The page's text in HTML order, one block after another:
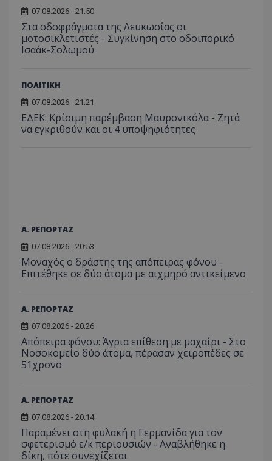
07.08.2026 - 21:50
Στα οδοφράγματα της Λευκωσίας οι
μοτοσικλετιστές - Συγκίνηση στο οδοιπορικό
Ισαάκ-Σολωμού
ΠΟΛΙΤΙΚΗ
07.08.2026 - 21:21
ΕΔΕΚ: Κρίσιμη παρέμβαση Μαυρονικόλα - Ζητά
να εγκριθούν και οι 4 υποψηφιότητες
Α. ΡΕΠΟΡΤΑΖ
07.08.2026 - 20:53
Μοναχός ο δράστης της απόπειρας φόνου -
Επιτέθηκε σε δύο άτομα με αιχμηρό αντικείμενο
Α. ΡΕΠΟΡΤΑΖ
07.08.2026 - 20:26
Απόπειρα φόνου: Άγρια επίθεση με μαχαίρι - Στο
Νοσοκομείο δύο άτομα, πέρασαν χειροπέδες σε
51χρονο
Α. ΡΕΠΟΡΤΑΖ
07.08.2026 - 20:14
Παραμένει στη φυλακή η Γερμανίδα για τον
σφετερισμό ε/κ περιουσιών - Αναβλήθηκε η
δίκη, πότε συνεχίζεται